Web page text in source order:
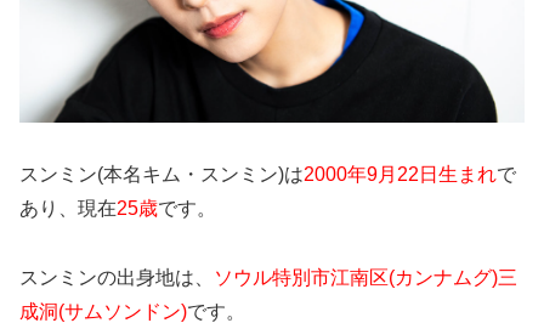
スンミン(本名キム・スンミン)は2000年9月22日生まれで
あり、現在25歳です。
スンミンの出身地は、
ソウル特別市江南区(カンナムグ)三
成洞(サムソンドン)です。